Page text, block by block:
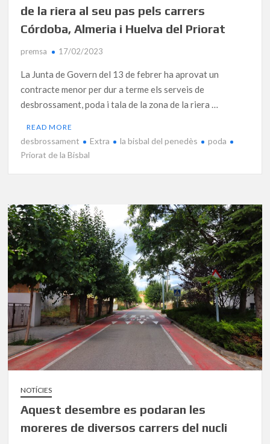
de la riera al seu pas pels carrers
Córdoba, Almeria i Huelva del Priorat
premsa 17/02/2023
La Junta de Govern del 13 de febrer ha aprovat un
contracte menor per dur a terme els serveis de
desbrossament, poda i tala de la zona de la riera …
READ MORE
desbrossament Extra la bisbal del penedès
poda
Priorat de la Bisbal
NOTÍCIES
Aquest desembre es podaran les
moreres de diversos carrers del nucli